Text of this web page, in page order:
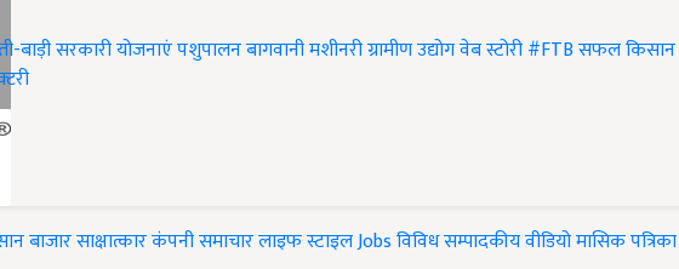
बाड़ीसरकारी योजनाएंपशुपालनबागवानीमशीनरीग्रामीण उद्योगवेब स्टोरी#FTBसफल किसान
बाजारसाक्षात्कारकंपनी समाचारलाइफ स्टाइलJobsविविधसम्पादकीयवीडियोमासिक पत्रिका